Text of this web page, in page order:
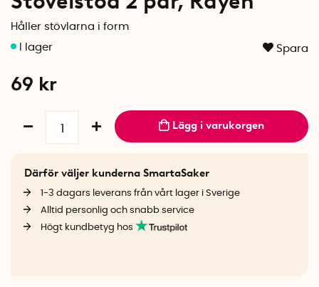
Håller stövlarna i form
Spara
69 kr
Lägg i varukorgen
Därför väljer kunderna SmartaSaker
1-3 dagars leverans från vårt lager i Sverige
Alltid personlig och snabb service
Högt kundbetyg hos